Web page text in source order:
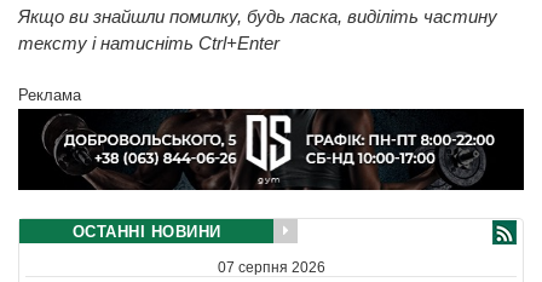
Якщо ви знайшли помилку, будь ласка, виділіть частину
тексту і натисніть Ctrl+Enter
Реклама
ОСТАННІ НОВИНИ
07 серпня 2026